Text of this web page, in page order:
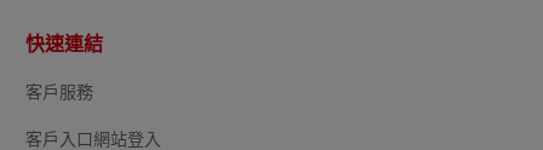
页
脚
快速連結
客戶服務
客戶入口網站登入